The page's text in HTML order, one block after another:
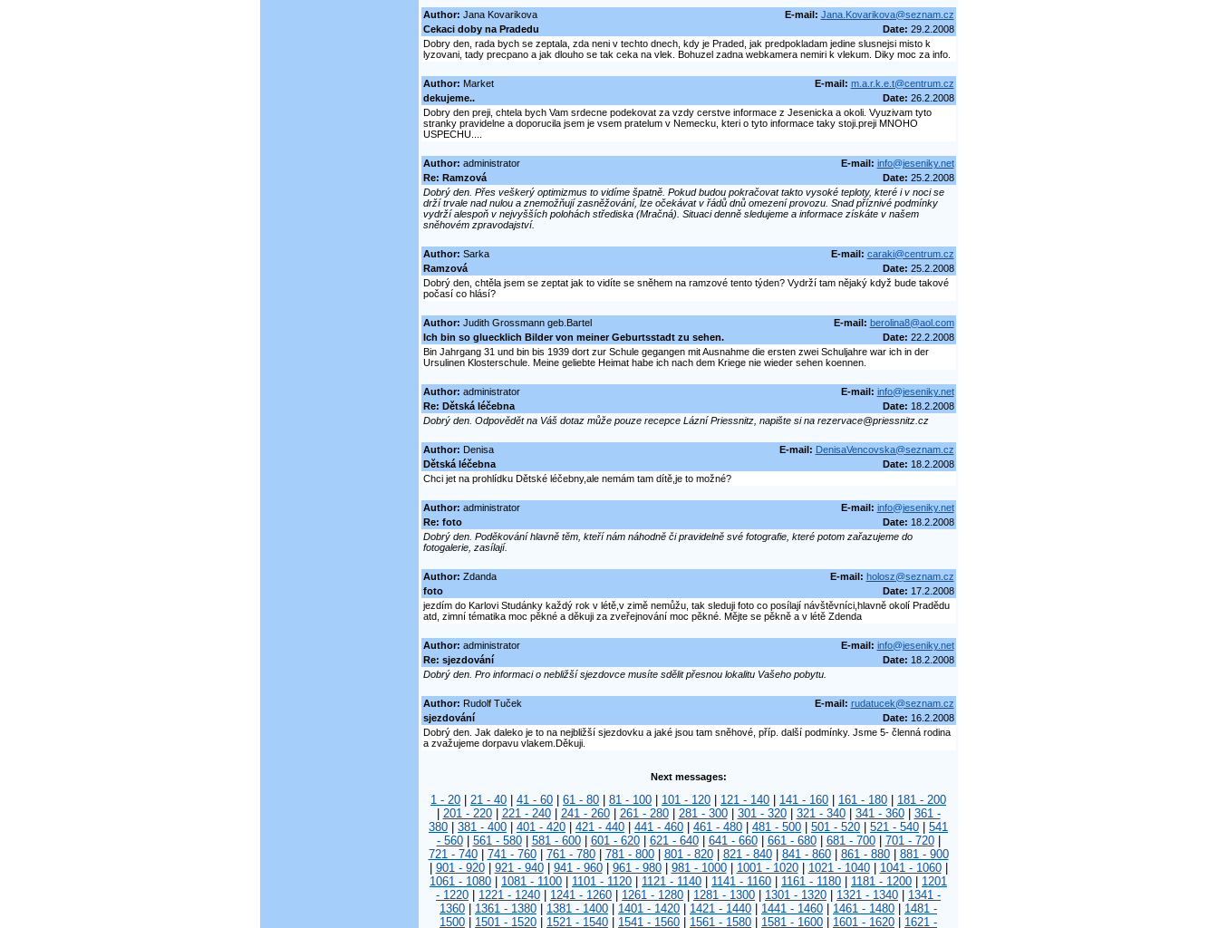
Author: Jana Kovarikova E-mail: Jana.Kovarikova@seznam.cz
Cekaci doby na Pradedu
Date: 29.2.2008
Dobry den, rada bych se zeptala, zda neni v techto dnech, kdy je Praded, jak predpokladam jedine slusnejsi misto k
lyzovani, tady precpano a jak dlouho se tak ceka na vlek. Bohuzel zadna webkamera nemiri k vlekum. Diky moc za info.
Author: Market E-mail: m.a.r.k.e.t@centrum.cz
dekujeme..
Date: 26.2.2008
Dobry den preji, chtela bych Vam srdecne podekovat za vzdy cerstve informace z Jesenicka a okoli. Vyuzivam tyto
stranky pravidelne a doporucila jsem je vsem pratelum v Nemecku, kteri o tyto informace taky stoji.preji MNOHO
USPECHU....
Author: administrator E-mail: info@jeseniky.net
Re: Ramzová
Date: 25.2.2008
Dobrý den. Přes veškerý optimizmus to vidíme špatně. Pokud budou pokračovat takto vysoké teploty, které i v noci se
drží trvale nad nulou a znemožňují zasněžování, lze očekávat v řádů dnů omezení provozu. Snad příznivé podmínky
vydrží alespoň v nejvyšších polohách střediska (Mračná). Situaci denně sledujeme a informace získáte v našem
sněhovém zpravodajství.
Author: Sarka E-mail: caraki@centrum.cz
Ramzová
Date: 25.2.2008
Dobrý den, chtěla jsem se zeptat jak to vidíte se sněhem na ramzové tento týden? Vydrží tam nějaký když bude takové
počasí co hlásí?
Author: Judith Grossmann geb.Bartel E-mail: berolina8@aol.com
Ich bin so gluecklich Bilder von meiner Geburtsstadt zu sehen.
Date: 22.2.2008
Bin Jahrgang 31 und bin bis 1939 dort zur Schule gegangen mit Ausnahme die ersten zwei Schuljahre war ich in der
Ursulinen Klosterschule. Meine geliebte Heimat habe ich nach dem Kriege nie wieder sehen koennen.
Author: administrator E-mail: info@jeseniky.net
Re: Dětská léčebna
Date: 18.2.2008
Dobrý den. Odpovědět na Váš dotaz může pouze recepce Lázní Priessnitz, napište si na rezervace@priessnitz.cz
Author: Denisa E-mail: DenisaVencovska@seznam.cz
Dětská léčebna
Date: 18.2.2008
Chci jet na prohlídku Dětské léčebny,ale nemám tam dítě,je to možné?
Author: administrator E-mail: info@jeseniky.net
Re: foto
Date: 18.2.2008
Dobrý den. Poděkování hlavně těm, kteří nám náhodně či pravidelně své fotografie, které potom zařazujeme do
fotogalerie, zasílají.
Author: Zdanda E-mail: holosz@seznam.cz
foto
Date: 17.2.2008
jezdím do Karlovi Studánky každý rok v létě,v zimě nemůžu, tak sleduji foto co posílají návštěvníci,hlavně okolí Pradědu
atd, zimní tématika moc pěkné a děkuji za zveřejnování moc pěkné. Mějte se pěkně a v létě Zdenda
Author: administrator E-mail: info@jeseniky.net
Re: sjezdování
Date: 18.2.2008
Dobrý den. Pro informaci o nebližší sjezdovce musíte sdělit přesnou lokalitu Vašeho pobytu.
Author: Rudolf Tuček E-mail: rudatucek@seznam.cz
sjezdování
Date: 16.2.2008
Dobrý den. Jak daleko je to na nejbližší sjezdovku a jaké jsou tam sněhové, příp. další podmínky. Jsme 5- členná rodina
a zvažujeme dorpavu vlakem.Děkuji.
Next messages:
1 - 20 21 - 40 41 - 60 61 - 80 81 - 100 101 - 120 121 - 140 141 - 160 161 - 180
181 - 200
201 - 220| 221 - 240| 241 - 260| 261 - 280| 281 - 300| 301 - 320| 321 - 340| 341 - 360| 361 -
380
381 - 400 401 - 420 421 - 440 441 - 460 461 - 480 481 - 500 501 - 520 521 - 540
541
- 560| 561 - 580| 581 - 600| 601 - 620| 621 - 640| 641 - 660| 661 - 680| 681 - 700| 701 - 720|
721 - 740| 741 - 760| 761 - 780| 781 - 800| 801 - 820| 821 - 840| 841 - 860| 861 - 880| 881 - 900
901 - 920| 921 - 940| 941 - 960| 961 - 980| 981 - 1000| 1001 - 1020| 1021 - 1040| 1041 - 1060|
1061 - 1080
1081 - 1100 1101 - 1120 1121 - 1140 1141 - 1160 1161 - 1180 1181 - 1200
1201
- 1220
1221 - 1240 1241 - 1260 1261 - 1280 1281 - 1300 1301 - 1320 1321 - 1340
1341 -
1360
1361 - 1380 1381 - 1400 1401 - 1420 1421 - 1440 1441 - 1460 1461 - 1480
1481 -
1500
1501 - 1520 1521 - 1540 1541 - 1560 1561 - 1580 1581 - 1600 1601 - 1620 1621 -